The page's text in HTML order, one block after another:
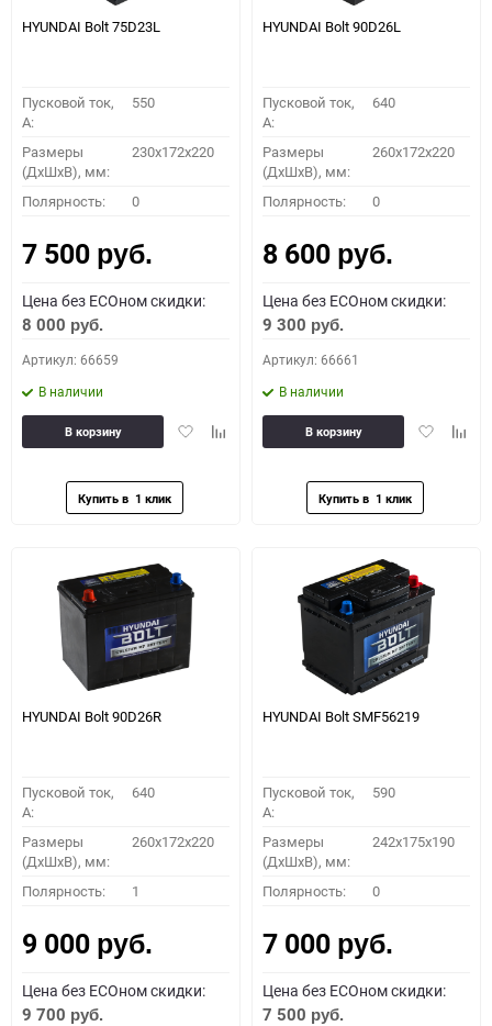
HYUNDAI Bolt 75D23L
Пусковой ток,
A:
550
Размеры
(ДхШхВ), мм:
230x172x220
Полярность: 0
7 500 руб.
Цена без ECOном скидки:
8 000 руб.
Артикул: 66659
В наличии
ДобавитьДобавить
В корзину
HYUNDAI Bolt 90D26L
Пусковой ток,
A:
640
Размеры
(ДхШхВ), мм:
260x172x220
Полярность: 0
8 600 руб.
Цена без ECOном скидки:
9 300 руб.
Артикул: 66661
В наличии
Добавить
В корзину
HYUNDAI Bolt 90D26R
Пусковой ток,
A:
640
Размеры
(ДхШхВ), мм:
260x172x220
Полярность: 1
9 000 руб.
Цена без ECOном скидки:
9 700 руб.
HYUNDAI Bolt SMF56219
Пусковой ток,
A:
590
Размеры
(ДхШхВ), мм:
242x175x190
Полярность: 0
7 000 руб.
Цена без ECOном скидки:
7 500 руб.